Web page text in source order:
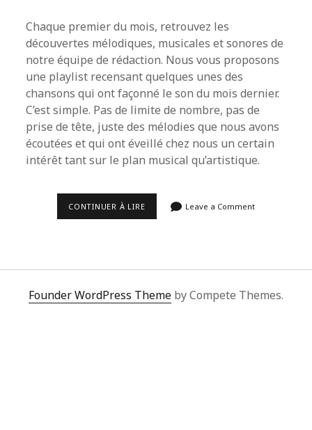
Chaque premier du mois, retrouvez les
découvertes mélodiques, musicales et sonores de
notre équipe de rédaction. Nous vous proposons
une playlist recensant quelques unes des
chansons qui ont façonné le son du mois dernier.
C’est simple. Pas de limite de nombre, pas de
prise de tête, juste des mélodies que nous avons
écoutées et qui ont éveillé chez nous un certain
intérêt tant sur le plan musical qu’artistique.
CONTINUER À LIRELA
2021.
Leave a Comment
Founder WordPress Theme by Compete Themes.